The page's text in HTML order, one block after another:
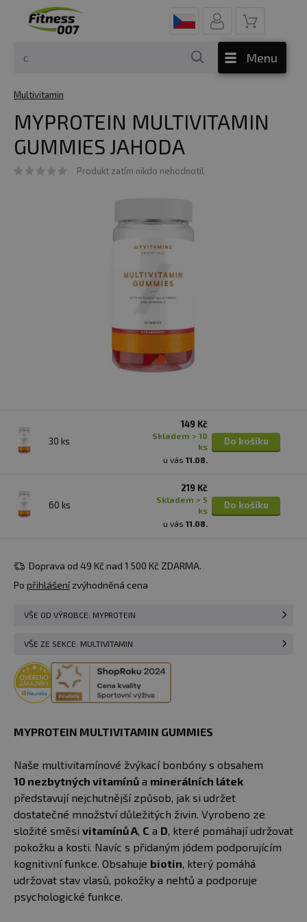
Menu
Multivitamin
MYPROTEIN MULTIVITAMIN
GUMMIES JAHODA
Produkt zatím nikdo nehodnotil
30 ks
149 Kč
skladem > 10
ks
u vás 11.08.
Do košíku
60 ks
219 Kč
skladem > 5
ks
u vás 11.08.
Do košíku
Doprava od 49 Kč nad 1 500 Kč ZDARMA.
Po přihlášenízvýhodněná cena
VŠE OD VÝROBCE: MYPROTEIN
VŠE ZE SEKCE: MULTIVITAMIN
MYPROTEIN MULTIVITAMIN GUMMIES
Naše multivitamínové žvýkací bonbóny s obsahem
10 nezbytných vitamínů a minerálních látek
představují nejchutnější způsob, jak si udržet
dostatečné množství důležitých živin. Vyrobeno ze
složité směsi vitamínů A, C a D, které pomáhají udržovat
pokožku a kosti. Navíc s přidaným jódem podporujícím
kognitivní funkce. Obsahuje biotin, který pomáhá
udržovat stav vlasů, pokožky a nehtů a podporuje
psychologické funkce.